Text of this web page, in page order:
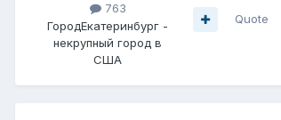
763
ГородЕкатеринбург -
некрупный город в
США
Quote